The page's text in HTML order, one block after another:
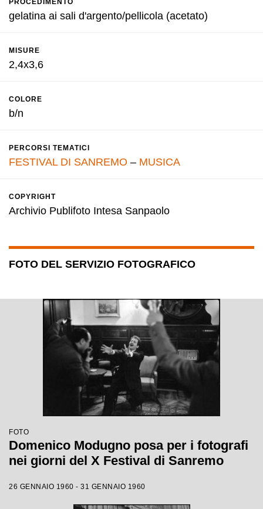
PROCEDIMENTO
gelatina ai sali d'argento/pellicola (acetato)
MISURE
2,4x3,6
COLORE
b/n
PERCORSI TEMATICI
FESTIVAL DI SANREMO – MUSICA
COPYRIGHT
Archivio Publifoto Intesa Sanpaolo
FOTO DEL SERVIZIO FOTOGRAFICO
FOTO
Domenico Modugno posa per i fotografi
nei giorni del X Festival di Sanremo
26 GENNAIO 1960 - 31 GENNAIO 1960